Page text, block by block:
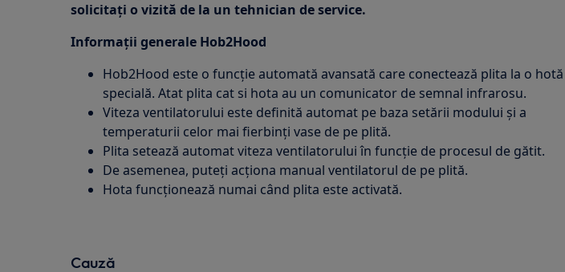
solicitați o vizită de la un tehnician de service.
Informații generale Hob2Hood
Hob2Hood este o funcție automată avansată care conectează plita la o hotă
specială. Atat plita cat si hota au un comunicator de semnal infrarosu.
Viteza ventilatorului este definită automat pe baza setării modului și a
temperaturii celor mai fierbinți vase de pe plită.
Plita setează automat viteza ventilatorului în funcție de procesul de gătit.
De asemenea, puteți acționa manual ventilatorul de pe plită.
Hota funcționează numai când plita este activată.
Cauză